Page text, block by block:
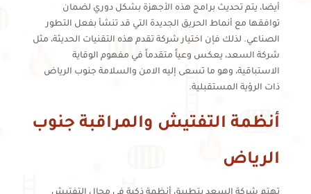
أيضا، يتم تحديث برامج هذه الأجهزة بشكل دوري لضمان
توافقها مع أنماط الحريق الجديدة التي قد تنشأ بفعل التطور
الصناعي. لذلك فإن اختيار شركة تقدم هذه التقنيات الحديثة، مثل
شركة السعد، يعكس وعياً متقدماً في مفهوم الوقاية
الاستباقية، وهو ما تسعى إليه الامن والسلامة جنوب الرياض
ذات الرؤية المستقبلية.
أنظمة التفتيش والمراقبة جنوب
الرياض